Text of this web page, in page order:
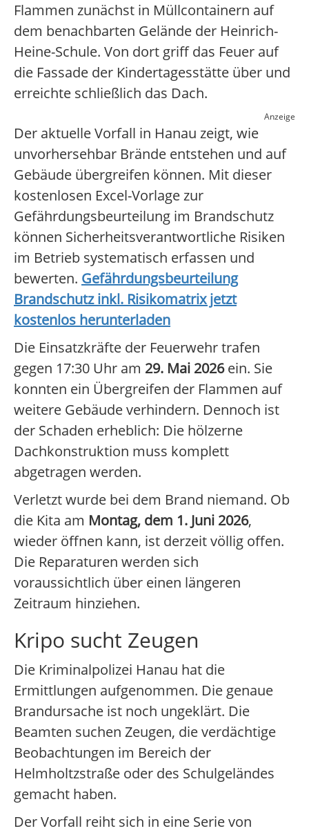
Flammen zunächst in Müllcontainern auf
dem benachbarten Gelände der Heinrich-
Heine-Schule. Von dort griff das Feuer auf
die Fassade der Kindertagesstätte über und
erreichte schließlich das Dach.
Anzeige
Der aktuelle Vorfall in Hanau zeigt, wie
unvorhersehbar Brände entstehen und auf
Gebäude übergreifen können. Mit dieser
kostenlosen Excel-Vorlage zur
Gefährdungsbeurteilung im Brandschutz
können Sicherheitsverantwortliche Risiken
im Betrieb systematisch erfassen und
bewerten. Gefährdungsbeurteilung
Brandschutz inkl. Risikomatrix jetzt
kostenlos herunterladen
Die Einsatzkräfte der Feuerwehr trafen
gegen 17:30 Uhr am 29. Mai 2026ein. Sie
konnten ein Übergreifen der Flammen auf
weitere Gebäude verhindern. Dennoch ist
der Schaden erheblich: Die hölzerne
Dachkonstruktion muss komplett
abgetragen werden.
Verletzt wurde bei dem Brand niemand. Ob
die Kita am Montag, dem 1. Juni 2026,
wieder öffnen kann, ist derzeit völlig offen.
Die Reparaturen werden sich
voraussichtlich über einen längeren
Zeitraum hinziehen.
Kripo sucht Zeugen
Die Kriminalpolizei Hanau hat die
Ermittlungen aufgenommen. Die genaue
Brandursache ist noch ungeklärt. Die
Beamten suchen Zeugen, die verdächtige
Beobachtungen im Bereich der
Helmholtzstraße oder des Schulgeländes
gemacht haben.
Der Vorfall reiht sich in eine Serie von